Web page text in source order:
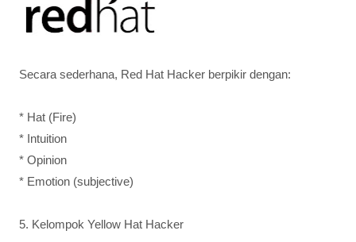
Secara sederhana, Red Hat Hacker berpikir dengan:
* Hat (Fire)
* Intuition
* Opinion
* Emotion (subjective)
5. Kelompok Yellow Hat Hacker